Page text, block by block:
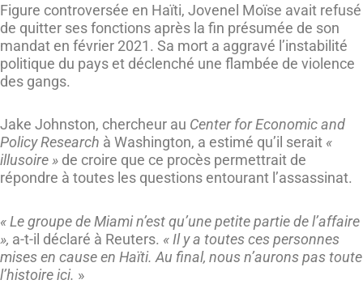
Figure controversée en Haïti, Jovenel Moïse avait refusé
de quitter ses fonctions après la fin présumée de son
mandat en février 2021. Sa mort a aggravé l’instabilité
politique du pays et déclenché une flambée de violence
des gangs.
Jake Johnston, chercheur au Center for Economic and
Policy Research à Washington, a estimé qu’il serait «
illusoire » de croire que ce procès permettrait de
répondre à toutes les questions entourant l’assassinat.
« Le groupe de Miami n’est qu’une petite partie de l’affaire
», a-t-il déclaré à Reuters. « Il y a toutes ces personnes
mises en cause en Haïti. Au final, nous n’aurons pas toute
l’histoire ici. »